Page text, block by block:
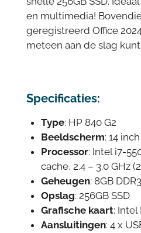
en multimedia!
geregistreerd Office
meteen aan de slag
Specificaties:
Type: HP 840 G2
Beeldscherm: 14
Processor: Intel i7-
cache, 2.4 – 3.0 GHz
Geheugen: 8GB DDR3
Opslag: 256GB SSD
Grafische kaart: Intel
Aansluitingen: 4 x